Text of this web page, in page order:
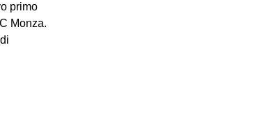
primo
Monza.